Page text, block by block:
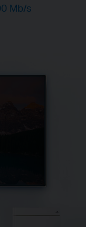
Mb/s